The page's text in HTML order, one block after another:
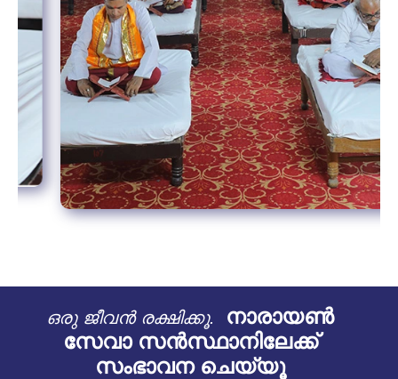
ഒരു ജീവൻ രക്ഷിക്കൂ.
നാരായൺ
സേവാ സൻസ്ഥാനിലേക്ക്
സംഭാവന ചെയ്യൂ